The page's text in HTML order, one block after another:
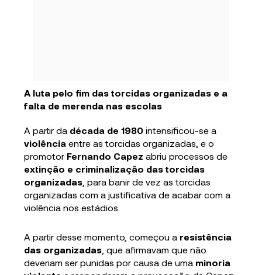
A luta pelo fim das torcidas organizadas e a
falta de merenda nas escolas
A partir da década de 1980 intensificou-se a
violência entre as torcidas organizadas, e o
promotor Fernando Capez abriu processos de
extinção e criminalização das torcidas
organizadas , para banir de vez as torcidas
organizadas com a justificativa de acabar com a
violência nos estádios.
A partir desse momento, começou a resistência
das organizadas , que afirmavam que não
deveriam ser punidas por causa de uma minoria